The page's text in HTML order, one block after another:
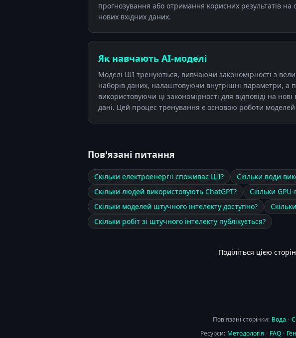
прогнозування або отримання корисних результатів на
нових вхідних даних.
Як навчають АІ-моделі
Моделі ШІ тренуються, вивчаючи закономірності з
наборів даних, налаштовуючи внутрішні параметри, а
використовуючи ці закономірності для відповіді на нові
дані. Цей процес тренування є основою роботи
Пов'язані питання
Скільки електроенергії споживає ШІ? Скільки води
Скільки людей використовують ChatGPT?
Скільки
Скільки моделей штучного інтелекту доступно?
Скільки робіт зі штучного інтелекту публікується?
Поділіться цією
Пов'язані сторінки: Вода ·
Ресурси: Методологія · FAQ ·